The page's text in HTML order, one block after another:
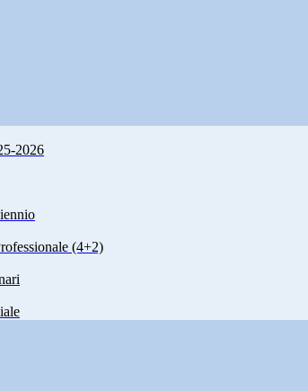
2026
(4+2)